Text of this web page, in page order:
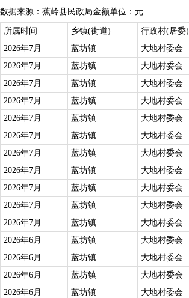
数据来源：蕉岭县民政局金额单位：元
所属时间 乡镇(街道) 行政村(居委)
2026年7月
蓝坊镇
大地村委会
2026年7月
蓝坊镇
大地村委会
2026年7月
蓝坊镇
大地村委会
2026年7月
蓝坊镇
大地村委会
2026年7月
蓝坊镇
大地村委会
2026年7月
蓝坊镇
大地村委会
2026年7月
蓝坊镇
大地村委会
2026年7月
蓝坊镇
大地村委会
2026年7月
蓝坊镇
大地村委会
2026年7月
蓝坊镇
大地村委会
2026年7月
蓝坊镇
大地村委会
2026年6月
蓝坊镇
大地村委会
2026年6月
蓝坊镇
大地村委会
2026年6月
蓝坊镇
大地村委会
2026年6月
蓝坊镇 大地村委会